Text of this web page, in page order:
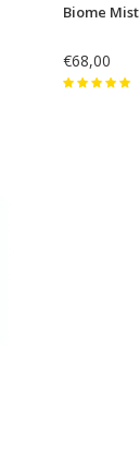
Biome Mist
€68,00